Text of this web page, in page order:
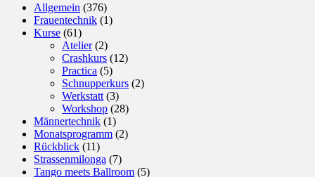
Allgemein (376)
Frauentechnik (1)
Kurse (61)
Atelier(2)
Crashkurs (12)
Practica (5)
Schnupperkurs (2)
Werkstatt (3)
Workshop (28)
Männertechnik (1)
Monatsprogramm (2)
Rückblick (11)
Strassenmilonga (7)
Tango meets Ballroom (5)